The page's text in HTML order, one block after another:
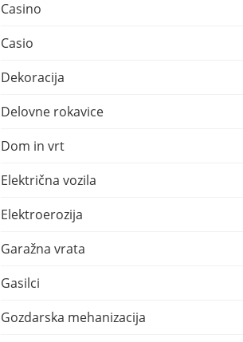
Casino
Casio
Dekoracija
Delovne rokavice
Dom in vrt
Električna vozila
Elektroerozija
Garažna vrata
Gasilci
Gozdarska mehanizacija